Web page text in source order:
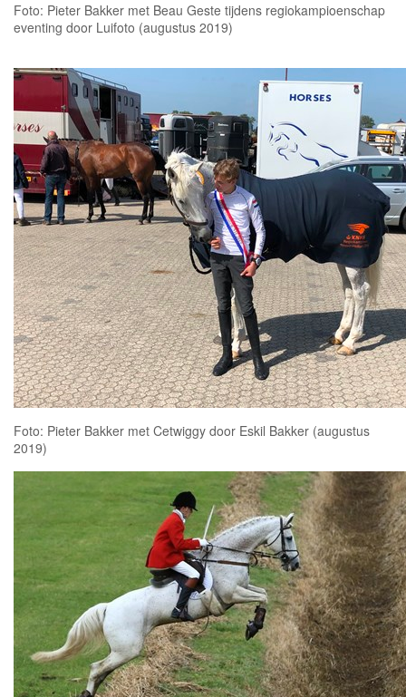
Foto: Pieter Bakker met Beau Geste tijdens regiokampioenschap
eventing door Luifoto (augustus 2019)
Foto: Pieter Bakker met Cetwiggy door Eskil Bakker (augustus
2019)